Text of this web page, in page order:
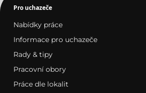
Pro uchazeče
Nabídky práce
Informace pro uchazeče
Rady & tipy
Pracovní obory
Práce dle lokalit